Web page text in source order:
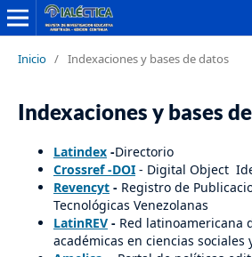
Inicio / Indexaciones y bases de datos
Indexaciones y bases
Latindex-Directorio
Crossref -DOI- Digital Object
Revencyt-Registro de
Tecnológicas Venezolanas
LatinREV-Red latinoamericana
académicas en ciencias sociales